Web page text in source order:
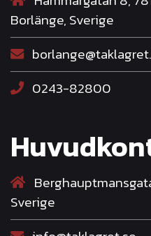
Borlänge, Sverige
0243-82800
Sverige